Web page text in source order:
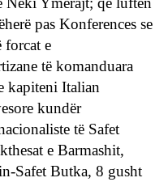
pas Konferences se
forcat e
të komanduara
kapiteni Italian
kundër
të Safet
e Barmashit,
Safet Butka, 8 gusht